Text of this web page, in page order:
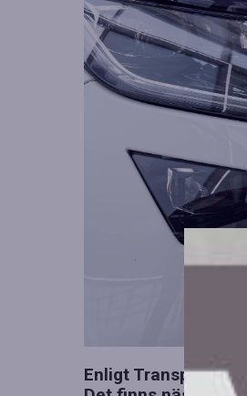
Enligt